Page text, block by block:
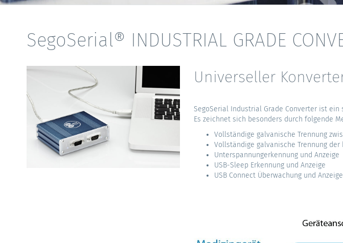
SegoSerial® INDUSTRIAL GRADE
Universeller
SegoSerial Industrial Grade Converter ist
Es zeichnet sich besonders durch folgende
Vollständige galvanische Trennung
Vollständige galvanische Trennung
Unterspannungerkennung und Anzeige
USB-Sleep Erkennung und Anzeige
USB Connect Überwachung und Anzeige